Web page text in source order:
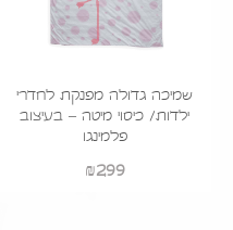
שמיכה גדולה מפנקת לחדרי
ילדות/ כיסוי מיטה – בעיצוב
פלמינגו
₪299